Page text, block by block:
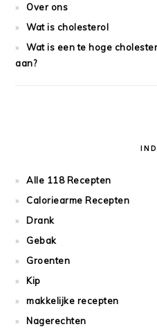
Over ons
Wat is cholesterol
Wat is een te hoge
aan?
Alle 118 Recepten
Caloriearme Recepten
Drank
Gebak
Groenten
Kip
makkelijke recepten
Nagerechten